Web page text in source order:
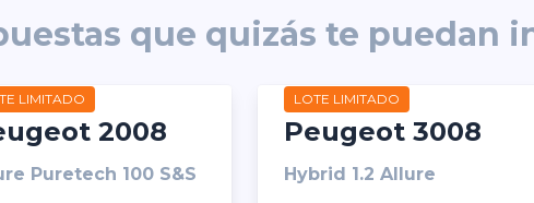
que quizás te puedan
LIMITADO
2008
Puretech 100 S&S
LOTE LIMITADO
Peugeot 3008
Hybrid 1.2 Allure